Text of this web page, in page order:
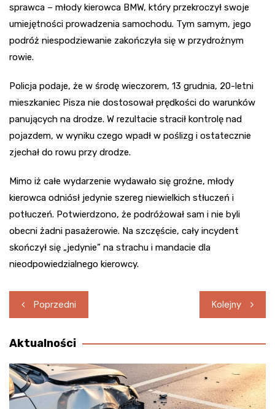
sprawca – młody kierowca BMW, który przekroczył swoje
umiejętności prowadzenia samochodu. Tym samym, jego
podróż niespodziewanie zakończyła się w przydrożnym
rowie.
Policja podaje, że w środę wieczorem, 13 grudnia, 20-letni
mieszkaniec Pisza nie dostosował prędkości do warunków
panujących na drodze. W rezultacie stracił kontrolę nad
pojazdem, w wyniku czego wpadł w poślizg i ostatecznie
zjechał do rowu przy drodze.
Mimo iż całe wydarzenie wydawało się groźne, młody
kierowca odniósł jedynie szereg niewielkich stłuczeń i
potłuczeń. Potwierdzono, że podróżował sam i nie byli
obecni żadni pasażerowie. Na szczęście, cały incydent
skończył się „jedynie” na strachu i mandacie dla
nieodpowiedzialnego kierowcy.
Nawigacja
wpisu
Poprzedni Kolejny
Aktualności